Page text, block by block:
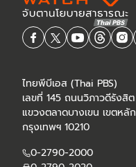
ไทยพีบีเอส (Thai PBS)
เลขที่ 145 ถนนวิภาวดีรังสิต
แขวงตลาดบางเขน เขตหลั
กรุงเทพฯ 10210
0-2790-2000